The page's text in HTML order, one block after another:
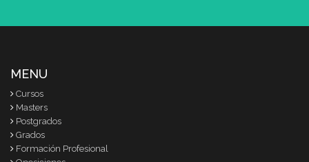
MENU
Cursos
Masters
Postgrados
Grados
Formación Profesional